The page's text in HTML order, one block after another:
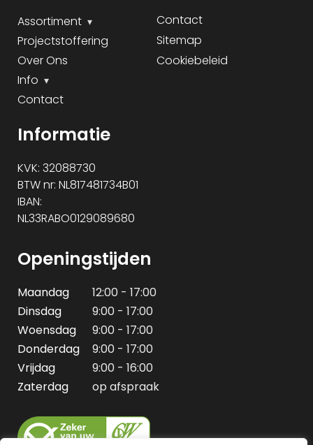
Assortiment
Projectstoffering
Over Ons
Info
Contact
Contact
Sitemap
Cookiebeleid
Informatie
KVK: 32088730
BTW nr: NL817481734B01
IBAN:
NL33RABO0129089680
Openingstijden
Maandag
12:00 - 17:00
Dinsdag
9:00 - 17:00
Woensdag
9:00 - 17:00
Donderdag
9:00 - 17:00
Vrijdag
9:00 - 16:00
Zaterdag
op afspraak